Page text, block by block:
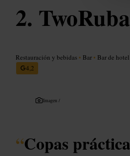
TwoRuba
Restauración y bebidas • Bar • Bar de hotel
4,2
Imagen /
“Copas